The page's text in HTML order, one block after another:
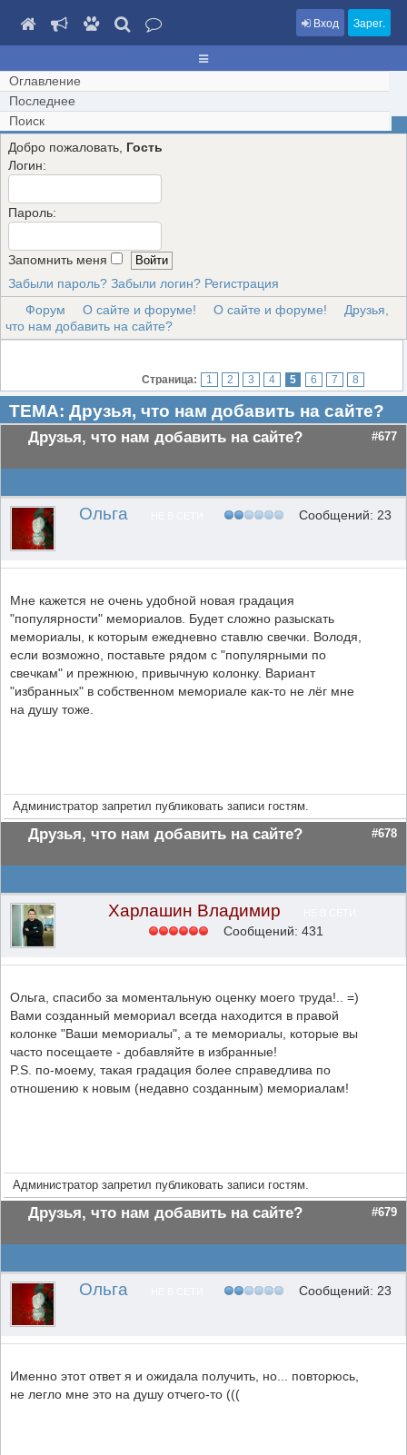
Вход Зарег.
Оглавление
Последнее
Поиск
Добро пожаловать, Гость
Логин:
Пароль:
Запомнить меня
Забыли пароль? Забыли логин? Регистрация
Форум
О сайте и форуме! О сайте и форуме!
Друзья,
что нам добавить на сайте?
Страница: 1 2 3 4 5 6 7 8
ТЕМА: Друзья, что нам добавить на сайте?
Друзья, что нам добавить на сайте? #677
Ольга Сообщений: 23
Мне кажется не очень удобной новая градация
"популярности" мемориалов. Будет сложно разыскать
мемориалы, к которым ежедневно ставлю свечки. Володя,
если возможно, поставьте рядом с "популярными по
свечкам" и прежнюю, привычную колонку. Вариант
"избранных" в собственном мемориале как-то не лёг мне
на душу тоже.
Администратор запретил публиковать записи гостям.
Друзья, что нам добавить на сайте? #678
Харлашин Владимир
Сообщений: 431
Ольга, спасибо за моментальную оценку моего труда!.. =)
Вами созданный мемориал всегда находится в правой
колонке "Ваши мемориалы", а те мемориалы, которые вы
часто посещаете - добавляйте в избранные!
P.S. по-моему, такая градация более справедлива по
отношению к новым (недавно созданным) мемориалам!
Администратор запретил публиковать записи гостям.
Друзья, что нам добавить на сайте? #679
Ольга Сообщений: 23
Именно этот ответ я и ожидала получить, но... повторюсь,
не легло мне это на душу отчего-то (((